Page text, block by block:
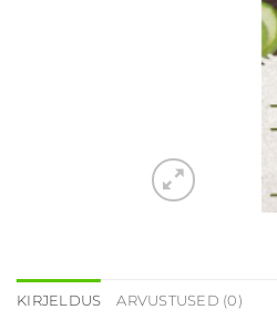
KIRJELDUS ARVUSTUSED (0)